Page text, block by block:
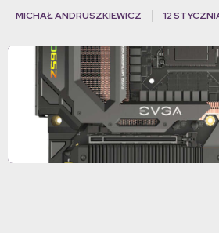
MICHAŁ ANDRUSZKIEWICZ 12